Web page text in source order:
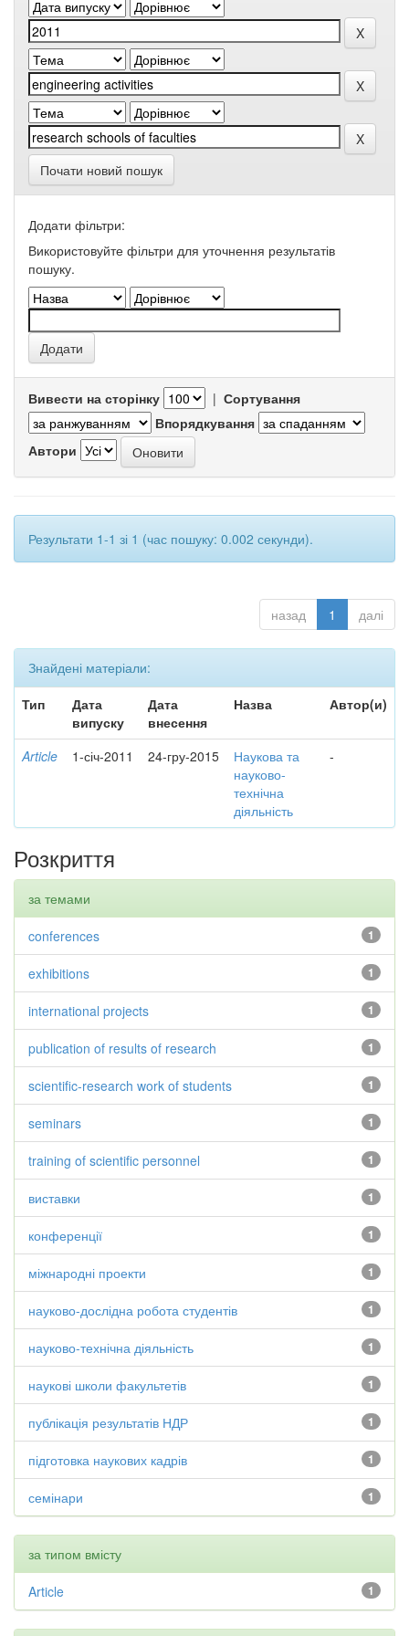
Почати новий пошук
Додати фільтри:
Використовуйте фільтри для уточнення результатів
пошуку.
Вивести на сторінку | Сортування
Впорядкування
Автори
Результати 1-1 зі 1 (час пошуку: 0.002 секунди).
назад 1 далі
Знайдені матеріали:
Тип
Дата
випуску
Дата
внесення
Назва Автор(и)
Article 1-січ-2011 24-гру-2015
Наукова та
науково-
технічна
діяльність
-
Розкриття
за темами
1
conferences
1
exhibitions
1
international projects
1
publication of results of research
1
scientific-research work of students
1
seminars
1
training of scientific personnel
1
виставки
1
конференції
1
міжнародні проекти
1
науково-дослідна робота студентів
1
науково-технічна діяльність
1
наукові школи факультетів
1
публікація результатів НДР
1
підготовка наукових кадрів
1
семінари
за типом вмісту
1
Article